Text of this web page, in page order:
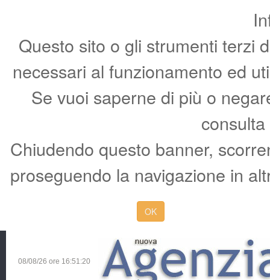
Questo sito o gli strumenti terzi
necessari al funzionamento ed
Se vuoi saperne di più o
Chiudendo questo banner,
proseguendo la navigazione in
OK
08/08/26 ore 16:51:21